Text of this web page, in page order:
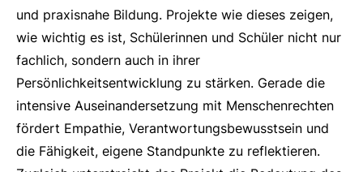
und praxisnahe Bildung. Projekte wie dieses zeigen,
wie wichtig es ist, Schülerinnen und Schüler nicht nur
fachlich, sondern auch in ihrer
Persönlichkeitsentwicklung zu stärken. Gerade die
intensive Auseinandersetzung mit Menschenrechten
fördert Empathie, Verantwortungsbewusstsein und
die Fähigkeit, eigene Standpunkte zu reflektieren.